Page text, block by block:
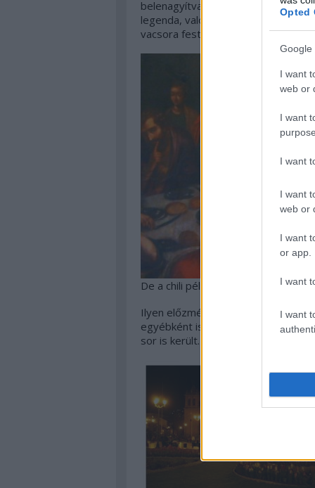
Opted
Google
I want
web or
I want
I want
I want
web or
I want
or app.
I want
I want
belenagyítva, ezen se látszik
legenda, valóban tengerimalac van
vacsora festményen is:
De a chili például jól látszik a kép
Ilyen előzmények után végképp
egyébként is nagyon hangulatos
sor is került.